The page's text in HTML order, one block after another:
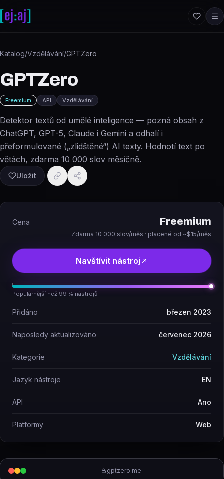
Katalog/Vzdělávání/GPTZero
GPTZero
Freemium API Vzdělávání
Detektor textů od umělé inteligence — pozná obsah z
ChatGPT, GPT-5, Claude i Gemini a odhalí i
přeformulované („zlidštěné“) AI texty. Hodnotí text po
větách, zdarma 10 000 slov měsíčně.
Uložit
gptzero.me
Cena Freemium
Zdarma 10 000 slov/měs · placené od ~$15/měs
Navštívit nástroj
Populárnější než 99 % nástrojů
Přidáno březen 2023
Naposledy aktualizováno červenec 2026
Kategorie Vzdělávání
Jazyk nástroje EN
API Ano
Platformy Web